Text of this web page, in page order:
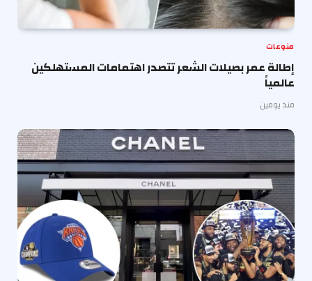
منوعات
إطالة عمر بصيلات الشعر تتصدر اهتمامات المستهلكين
عالمياً
منذ يومين